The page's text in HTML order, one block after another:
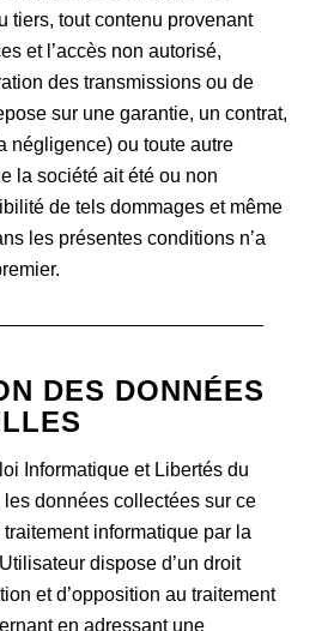
tiers, tout contenu provenant
et l’accès non autorisé,
des transmissions ou de
sur une garantie, un contrat,
négligence) ou toute autre
la société ait été ou non
de tels dommages et même
les présentes conditions n’a
DES DONNÉES
Informatique et Libertés du
données collectées sur ce
traitement informatique par la
dispose d’un droit
et d’opposition au traitement
en adressant une